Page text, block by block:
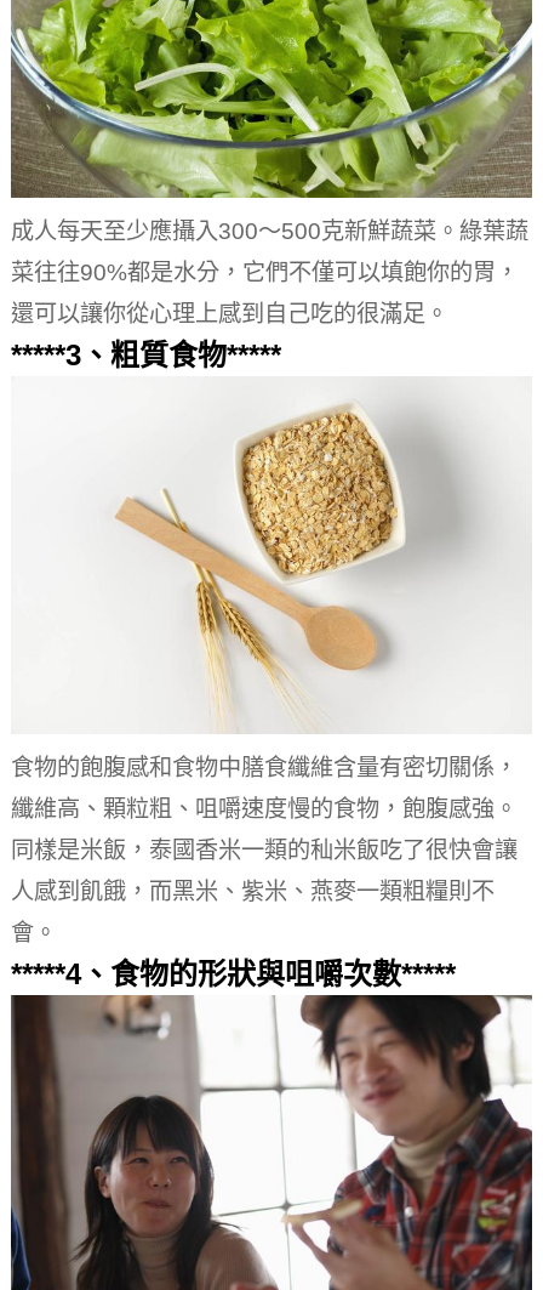
成人每天至少應攝入300～500克新鮮蔬菜。 綠葉蔬
菜往往90%都是水分，它們不僅可以填飽你的胃，
還可以讓你從心理上感到自己吃的很滿足。
*****3、粗質食物*****
食物的飽腹感和食物中膳食纖維含量有密切關係，
纖維高、顆粒粗、咀嚼速度慢的食物，飽腹感強。
同樣是米飯，泰國香米一類的秈米飯吃了很快會讓
人感到飢餓，而黑米、紫米、燕麥一類粗糧則不
會。
*****4、食物的形狀與咀嚼次數*****